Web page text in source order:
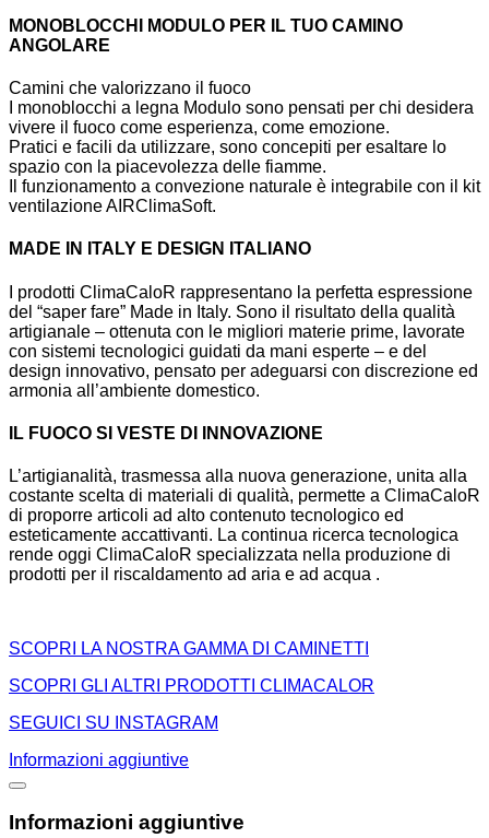
MONOBLOCCHI MODULO PER IL TUO CAMINO
ANGOLARE
Camini che valorizzano il fuoco
I monoblocchi a legna Modulo sono pensati per chi desidera
vivere il fuoco come esperienza, come emozione.
Pratici e facili da utilizzare, sono concepiti per esaltare lo
spazio con la piacevolezza delle fiamme.
Il funzionamento a convezione naturale è integrabile con il kit
ventilazione AIRClimaSoft.
MADE IN ITALY E DESIGN ITALIANO
I prodotti ClimaCaloR rappresentano la perfetta espressione
del “saper fare” Made in Italy. Sono il risultato della qualità
artigianale – ottenuta con le migliori materie prime, lavorate
con sistemi tecnologici guidati da mani esperte – e del
design innovativo, pensato per adeguarsi con discrezione ed
armonia all’ambiente domestico.
IL FUOCO SI VESTE DI INNOVAZIONE
L’artigianalità, trasmessa alla nuova generazione, unita alla
costante scelta di materiali di qualità, permette a ClimaCaloR
di proporre articoli ad alto contenuto tecnologico ed
esteticamente accattivanti. La continua ricerca tecnologica
rende oggi ClimaCaloR specializzata nella produzione di
prodotti per il riscaldamento ad aria e ad acqua .
SCOPRI LA NOSTRA GAMMA DI CAMINETTI
SCOPRI GLI ALTRI PRODOTTI CLIMACALOR
SEGUICI SU INSTAGRAM
Informazioni aggiuntive
Informazioni aggiuntive